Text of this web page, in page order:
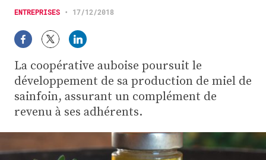
Agronomie
Matériels
La technique ITB
Pommes de terre
Chasse
ENTREPRISES • 17/12/2018
La coopérative auboise poursuit le
développement de sa production de miel de
sainfoin, assurant un complément de
revenu à ses adhérents.